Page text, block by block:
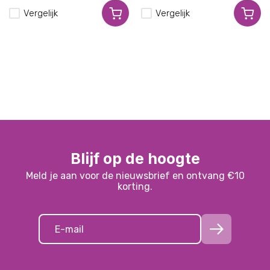
Vergelijk Vergelijk
Blijf op de hoogte
Meld je aan voor de nieuwsbrief en ontvang €10
korting.